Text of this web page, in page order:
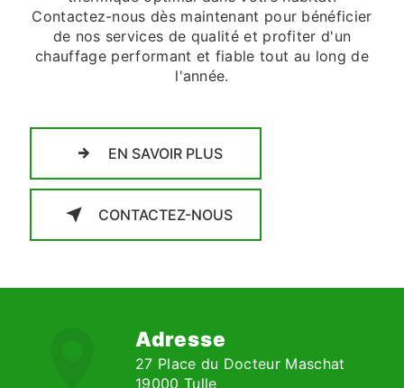
Contactez-nous dès maintenant pour bénéficier
de nos services de qualité et profiter d'un
chauffage performant et fiable tout au long de
l'année.
EN SAVOIR PLUS
CONTACTEZ-NOUS
Adresse
27 Place du Docteur Maschat
19000 Tulle